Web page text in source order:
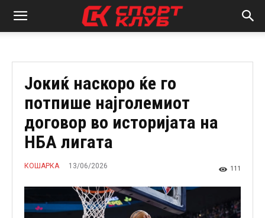
Јокиќ наскоро ќе го
потпише најголемиот
договор во историјата на
НБА лигата
КОШАРКА 13/06/2026 111